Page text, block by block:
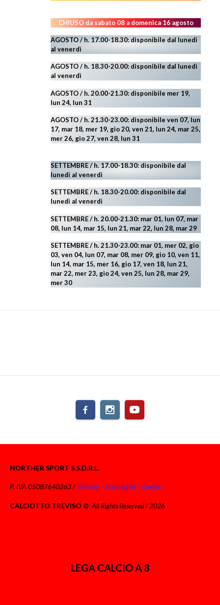
CHIUSO da sabato 08 a domenica 16 agosto
AGOSTO / h. 17.00-18.30: disponibile dal lunedì
al venerdì
AGOSTO/ h. 18.30-20.00: disponibile dal lunedì
al venerdì
AGOSTO / h. 20.00-21.30: disponibile mer 19,
lun 24, lun 31
AGOSTO/ h. 21.30-23.00: disponibile ven 07, lun
17, mar 18, mer 19, gio 20, ven 21, lun 24, mar 25,
mer 26, gio 27, ven 28, lun 31
SETTEMBRE / h. 17.00-18.30: disponibile dal
lunedì al venerdì
SETTEMBRE / h. 18.30-20.00: disponibile dal
lunedì al venerdì
SETTEMBRE / h. 20.00-21.30: mar 01, lun 07, mar
08, lun 14, mar 15, lun 21, mar 22, lun 28, mar 29
SETTEMBRE / h. 21.30-23.00: mar 01, mer 02, gio
03, ven 04, lun 07, mar 08, mer 09, gio 10, ven 11,
lun 14, mar 15, mer 16, gio 17, ven 18, lun 21,
mar 22, mer 23, gio 24, ven 25, lun 28, mar 29,
mer 30
NORTHER SPORT S.S.D.R.L.
P. IVA 05087640263 / Privacy – Note legali – Cookie
CALCIOTTO TREVISO © All Rights Reserved / 2026
LEGA CALCIO A 8